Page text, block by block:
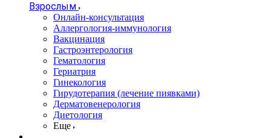
Взрослым
Онлайн-консультация
Аллергология-иммунология
Вакцинация
Гастроэнтерология
Гематология
Гериатрия
Гинекология
Гирудотерапия (лечение пиявками)
Дерматовенерология
Диетология
Еще